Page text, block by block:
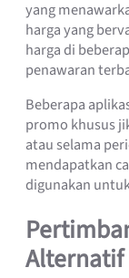
yang
harga yang
harga di
penawaran
Beberapa
promo khusus
atau selama
mendapatkan
digunakan
Alternatif